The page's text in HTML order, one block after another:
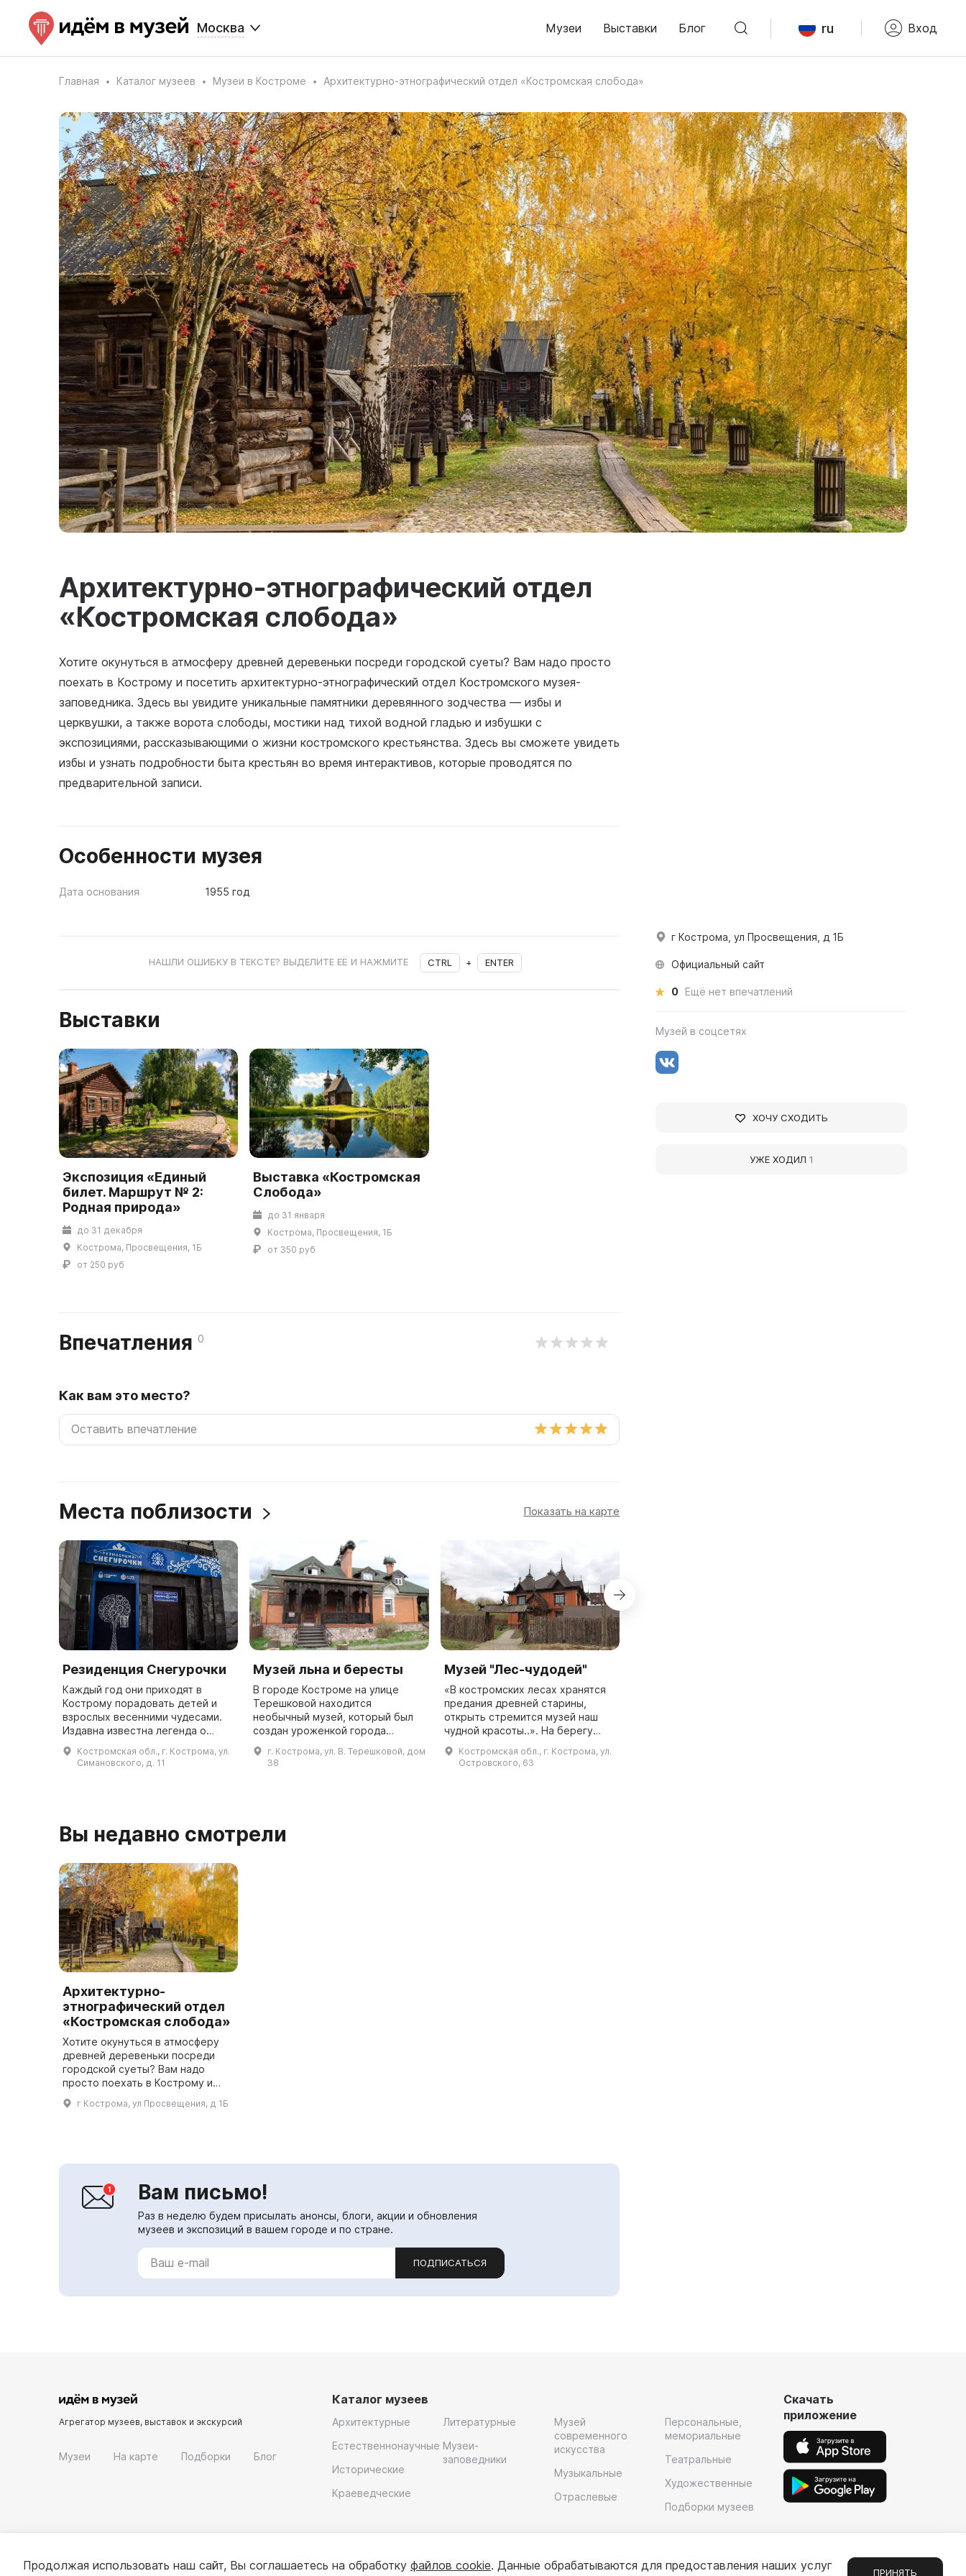
Москва Музеи Выставки Блог ru Вход
Главная Каталог музеев Музеи в Костроме Архитектурно-этнографический отдел «Костромская слобода»
Архитектурно-этнографический отдел
«Костромская слобода»
Хотите окунуться в атмосферу древней деревеньки посреди городской суеты? Вам надо просто
поехать в Кострому и посетить архитектурно-этнографический отдел Костромского музея-
заповедника. Здесь вы увидите уникальные памятники деревянного зодчества — избы и
церквушки, а также ворота слободы, мостики над тихой водной гладью и избушки с
экспозициями, рассказывающими о жизни костромского крестьянства. Здесь вы сможете увидеть
избы и узнать подробности быта крестьян во время интерактивов, которые проводятся по
предварительной записи.
Особенности музея
Дата основания 1955 год
НАШЛИ ОШИБКУ В ТЕКСТЕ? ВЫДЕЛИТЕ ЕЁ И НАЖМИТЕ CTRL + ENTER
Выставки
Экспозиция «Единый
билет. Маршрут № 2:
Родная природа»
до 31 декабря
Кострома, Просвещения, 1Б
от 250 руб
Выставка «Костромская
Слобода»
до 31 января
Кострома, Просвещения, 1Б
от 350 руб
Впечатления 0
Как вам это место?
Места поблизости Показать на карте
Резиденция Снегурочки
Каждый год они приходят в
Кострому порадовать детей и
взрослых весенними чудесами.
Издавна известна легенда о
Снегурочке, произведение
которой было написано
Александром Николаевичем
Костромская обл., г. Кострома, ул.
Симановского, д. 11
Музей льна и бересты
В городе Костроме на улице
Терешковой находится
необычный музей, который был
создан уроженкой города
Забавиной Натальей Павловной в
2005 году. Он привлекает много
г. Кострома, ул. В. Терешковой, дом
38
Музей "Лес-чудодей"
«В костромских лесах хранятся
предания древней старины,
открыть стремится музей наш
чудной красоты..». На берегу
реки Кострома, по улице
Островского, стоит необычный
«Дом-сказка», который
Костромская обл., г. Кострома, ул.
Островского, 63
Вы недавно смотрели
Архитектурно-
этнографический отдел
«Костромская слобода»
Хотите окунуться в атмосферу
древней деревеньки посреди
городской суеты? Вам надо
просто поехать в Кострому и
посетить архитектурно-
этнографический отдел
г Кострома, ул Просвещения, д 1Б
Вам письмо!
Раз в неделю будем присылать анонсы, блоги, акции и обновления
музеев и экспозиций в вашем городе и по стране.
ПОДПИСАТЬСЯ
г Кострома, ул Просвещения, д 1Б
Официальный сайт
0 Ещё нет впечатлений
Музей в соцсетях
ХОЧУ СХОДИТЬ
УЖЕ ХОДИЛ 1
Агрегатор музеев, выставок и экскурсий
Музеи На карте Подборки Блог
Каталог музеев
Архитектурные
Естественнонаучные
Исторические
Краеведческие
Литературные
Музеи-
заповедники
Музей
современного
искусства
Музыкальные
Отраслевые
Персональные,
мемориальные
Театральные
Художественные
Подборки музеев
Скачать
приложение
Продолжая использовать наш сайт, Вы соглашаетесь на обработку файлов cookie. Данные обрабатываются для предоставления наших услуг
ПРИНЯТЬ